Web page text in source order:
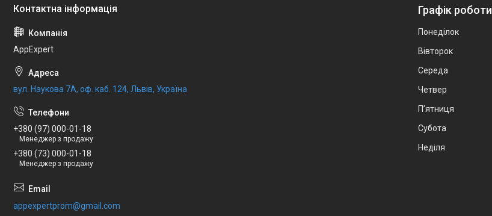
AppExpert
вул. Наукова 7А, оф. каб. 124, Львів, Україна
+380 (97) 000-01-18
Менеджер з продажу
+380 (73) 000-01-18
Менеджер з продажу
appexpertprom@gmail.com
Графік роботи
Понеділок
Вівторок
Середа
Четвер
Пʼятниця
Субота
Неділя